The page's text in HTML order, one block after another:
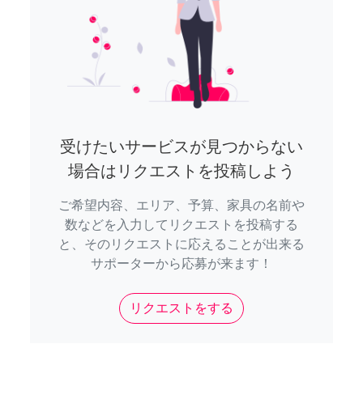
受けたいサービスが見つからない
場合はリクエストを投稿しよう
ご希望内容、エリア、予算、家具の名前や
数などを入力してリクエストを投稿する
と、そのリクエストに応えることが出来る
サポーターから応募が来ます！
リクエストをする